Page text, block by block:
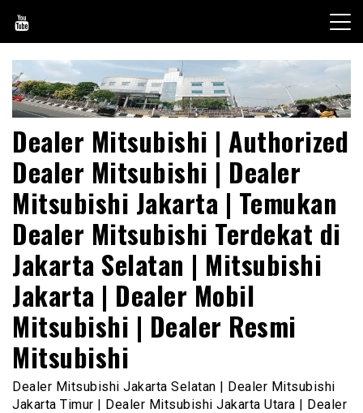
content
Dealer Mitsubishi | Authorized
Dealer Mitsubishi | Dealer
Mitsubishi Jakarta | Temukan
Dealer Mitsubishi Terdekat di
Jakarta Selatan | Mitsubishi
Jakarta | Dealer Mobil
Mitsubishi | Dealer Resmi
Mitsubishi
Dealer Mitsubishi Jakarta Selatan | Dealer Mitsubishi
Jakarta Timur | Dealer Mitsubishi Jakarta Utara | Dealer